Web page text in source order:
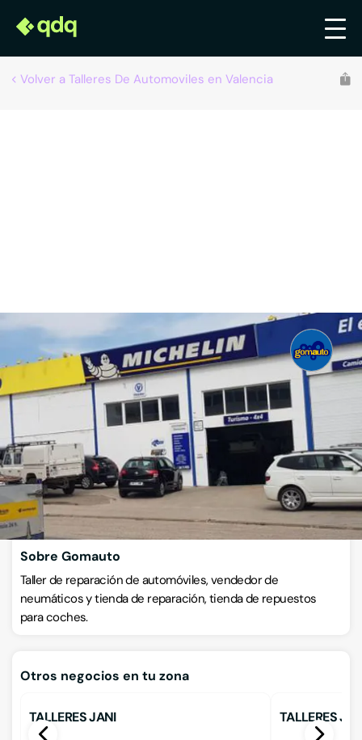
Volver a Talleres De Automoviles en Valencia
Gomauto
Talleres de automóviles
Calle de la Energia C7, Polígono Industrial El Romeral, 46340,
Requena, Valencia
VISITAR WEB CÓMO LLEGAR
Llamar ahora
Sobre Gomauto
Taller de reparación de automóviles, vendedor de
neumáticos y tienda de reparación, tienda de repuestos
para coches.
Otros negocios en tu zona
TALLERES JANI TALLERES